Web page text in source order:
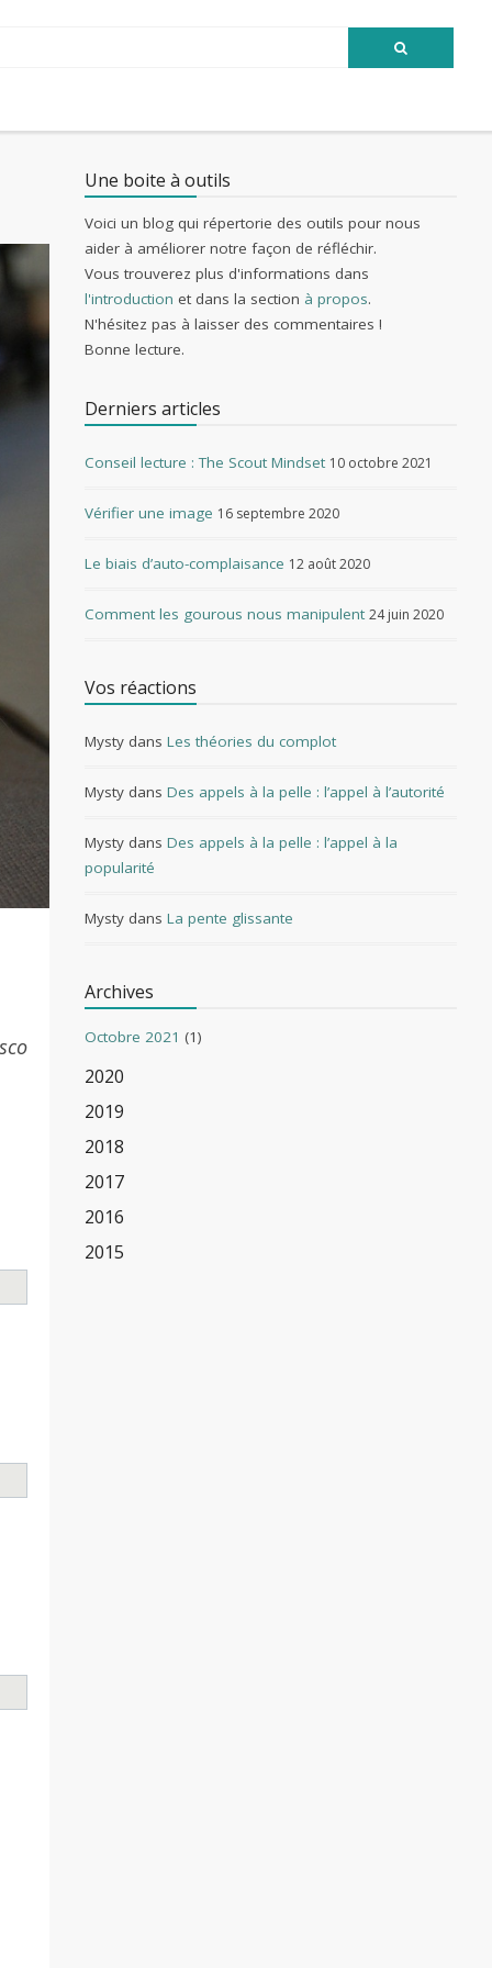
Une boite à outils
Voici un blog qui répertorie des outils pour nous
aider à améliorer notre façon de réfléchir.
Vous trouverez plus d'informations dans
l'introduction et dans la section à propos.
N'hésitez pas à laisser des commentaires !
Bonne lecture.
Derniers articles
Conseil lecture : The Scout Mindset 10 octobre 2021
Vérifier une image 16 septembre 2020
Le biais d’auto-complaisance 12 août 2020
Comment les gourous nous manipulent 24 juin 2020
Vos réactions
Mystydans Les théories du complot
Mystydans Des appels à la pelle : l’appel à l’autorité
Mystydans Des appels à la pelle : l’appel à la
popularité
Mystydans La pente glissante
Archives
Octobre 2021 (1)
2020
2019
2018
2017
2016
2015